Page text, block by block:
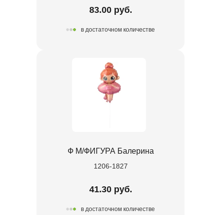
83.00 руб.
в достаточном количестве
Ф М/ФИГУРА Балерина
1206-1827
41.30 руб.
в достаточном количестве